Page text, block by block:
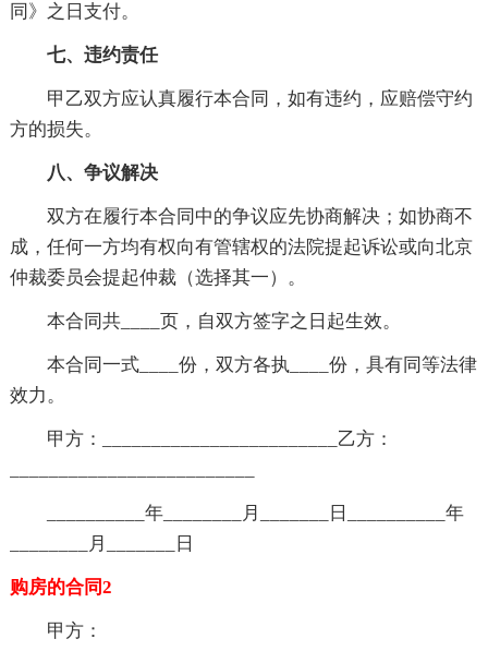
同》之日支付。
七、违约责任
甲乙双方应认真履行本合同，如有违约，应赔偿守约
方的损失。
八、争议解决
双方在履行本合同中的争议应先协商解决；如协商不
成，任何一方均有权向有管辖权的法院提起诉讼或向北京
仲裁委员会提起仲裁（选择其一）。
本合同共____页，自双方签字之日起生效。
本合同一式____份，双方各执____份，具有同等法律
效力。
甲方：________________________乙方：
__________年________月_______日__________年
________月_______日
购房的合同2
甲方：